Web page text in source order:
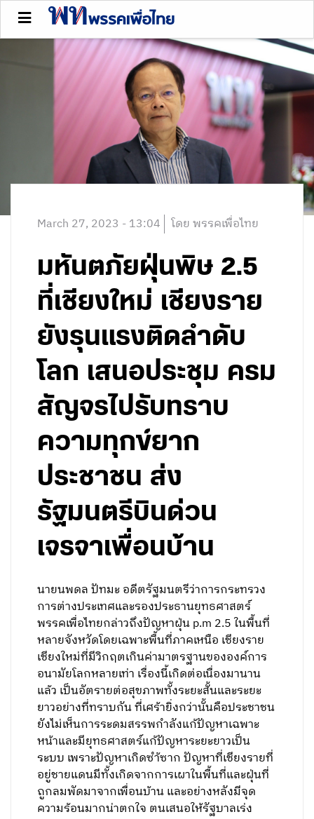
March 27, 2023 - 13:04 โดย พรรคเพื่อไทย
มหันตภัยฝุ่นพิษ 2.5
ที่เชียงใหม่ เชียงราย
ยังรุนแรงติดลำดับ
โลก เสนอประชุม ครม
สัญจรไปรับทราบ
ความทุกข์ยาก
ประชาชน ส่ง
รัฐมนตรีบินด่วน
เจรจาเพื่อนบ้าน
นายนพดล ปัทมะ อดีตรัฐมนตรีว่าการกระทรวง
การต่างประเทศและรองประธานยุทธศาสตร์
พรรคเพื่อไทยกล่าวถึงปัญหาฝุ่น p.m 2.5 ในพื้นที่
หลายจังหวัดโดยเฉพาะพื้นที่ภาคเหนือ เชียงราย
เชียงใหม่ที่มีวิกฤตเกินค่ามาตรฐานขององค์การ
อนามัยโลกหลายเท่า เรื่องนี้เกิดต่อเนื่องมานาน
แล้ว เป็นอัตรายต่อสุขภาพทั้งระยะสั้นและระยะ
ยาวอย่างที่ทราบกัน ที่เศร้ายิ่งกว่านั้นคือประชาชน
ยังไม่เห็นการระดมสรรพกำลังแก้ปัญหาเฉพาะ
หน้าและมียุทธศาสตร์แก้ปัญหาระยะยาวเป็น
ระบบ เพราะปัญหาเกิดซำ้ซาก ปัญหาที่เชียงรายที่
อยู่ชายแดนมีทั้งเกิดจากการเผาในพื้นที่และฝุ่นที่
ถูกลมพัดมาจากเพื่อนบ้าน และอย่างหลังมีจุด
ความร้อนมากน่าตกใจ ตนเสนอให้รัฐบาลเร่ง